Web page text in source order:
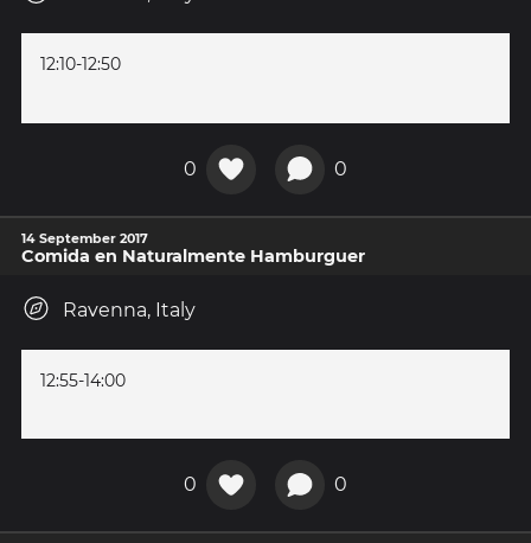
12:10-12:50
0 0
14 September 2017
Comida en Naturalmente Hamburguer
Ravenna, Italy
12:55-14:00
0 0